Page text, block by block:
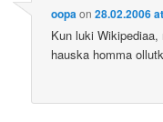
oopaon28.02.2006
Kun luki
hauska homma